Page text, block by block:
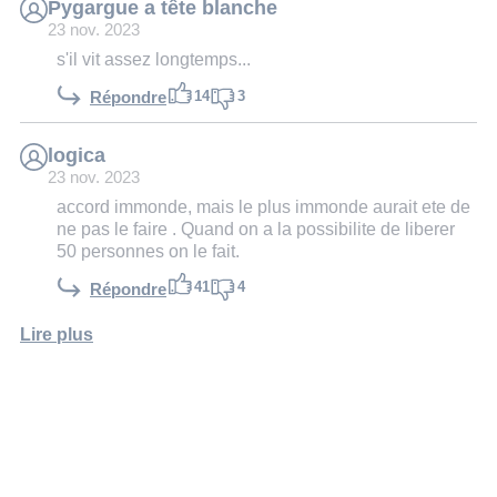
Pygargue a tête blanche
23 nov. 2023
s'il vit assez longtemps...
Répondre 14 3
logica
23 nov. 2023
accord immonde, mais le plus immonde aurait ete de
ne pas le faire . Quand on a la possibilite de liberer
50 personnes on le fait.
Répondre 41 4
Lire plus